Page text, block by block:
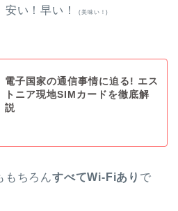
安い！早い！(美味い！)
電子国家の通信事情に迫る! エス
トニア現地SIMカードを徹底解
説
もちろんすべてWi-Fiあり で